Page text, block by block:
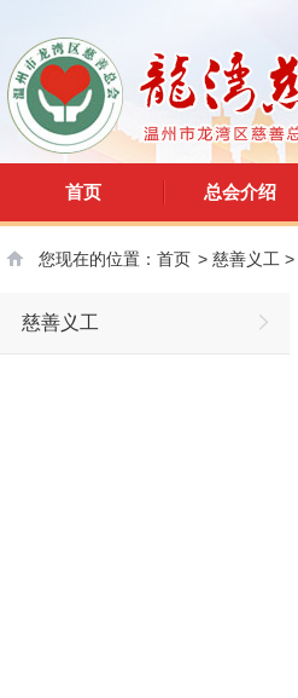
首页 总会介绍
您现在的位置： 首页 > 慈善义工 >
慈善义工